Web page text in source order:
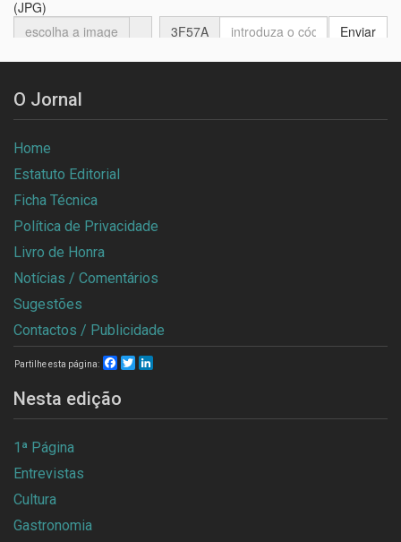
O Jornal
Home
Estatuto Editorial
Ficha Técnica
Política de Privacidade
Livro de Honra
Notícias / Comentários
Sugestões
Contactos / Publicidade
Partilhe esta página: Facebook
Twitter
Nesta edição
1ª Página
Entrevistas
Cultura
Gastronomia